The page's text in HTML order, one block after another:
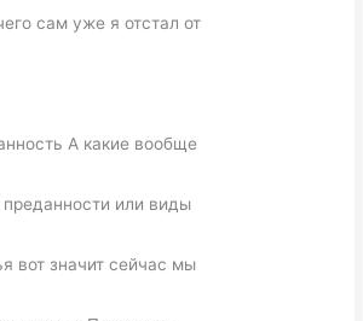
сам уже я отстал от
А какие вообще
или виды
вот значит сейчас мы